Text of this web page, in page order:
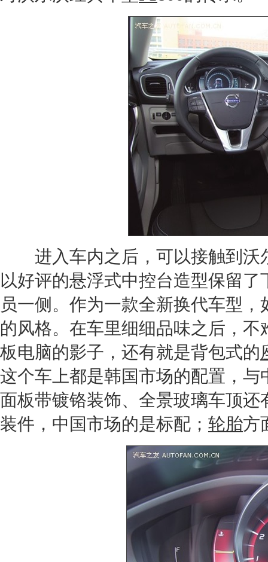
进入车内之后，可以接触到 沃
以好评的悬浮式中控台造型保留
员一侧。作为一款全新换代车型
的风格。在车里细细品味之后，不
板电脑的影子，还有就是背包式的
这个车上都是韩国市场的配置，
面板带镀铬装饰、全景玻璃车顶
装件，中国市场的是标配； 轮胎方